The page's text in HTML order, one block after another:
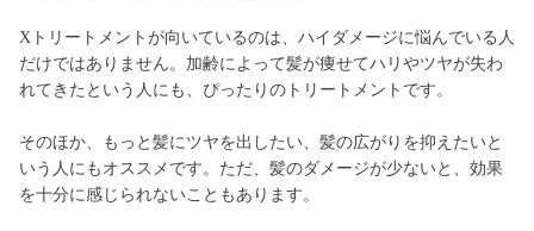
Xトリートメントが向いているのは、ハイダメージに悩んでいる人
だけではありません。加齢によって髪が痩せてハリやツヤが失わ
れてきたという人にも、ぴったりのトリートメントです。
そのほか、もっと髪にツヤを出したい、髪の広がりを抑えたいと
いう人にもオススメです。ただ、髪のダメージが少ないと、効果
を十分に感じられないこともあります。